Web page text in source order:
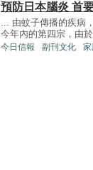
預防日本腦炎 首
... 由蚊子傳播的疾病
今年內的第四宗，由
今日信報 副刊文化